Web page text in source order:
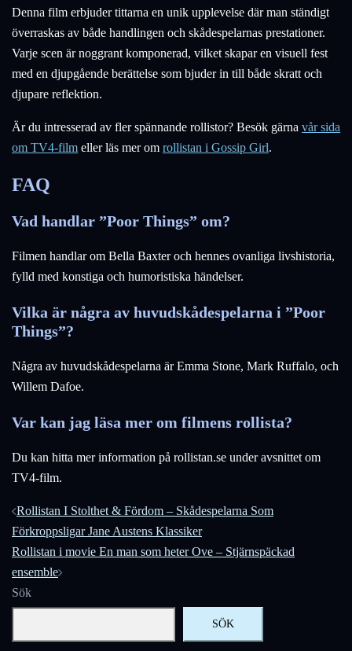
Denna film erbjuder tittarna en unik upplevelse där man ständigt
överraskas av både handlingen och skådespelarnas prestationer.
Varje scen är noggrant komponerad, vilket skapar en visuell fest
med en djupgående berättelse som bjuder in till både skratt och
djupare reflektion.
Är du intresserad av fler spännande rollistor? Besök gärna vår sida
om TV4-film eller läs mer om rollistan i Gossip Girl.
FAQ
Vad handlar ”Poor Things” om?
Filmen handlar om Bella Baxter och hennes ovanliga livshistoria,
fylld med konstiga och humoristiska händelser.
Vilka är några av huvudskådespelarna i ”Poor
Things”?
Några av huvudskådespelarna är Emma Stone, Mark Ruffalo, och
Willem Dafoe.
Var kan jag läsa mer om filmens rollista?
Du kan hitta mer information på rollistan.se under avsnittet om
TV4-film.
Inläggsnavigering
Rollistan I Stolthet & Fördom – Skådespelarna Som
Förkroppsligar Jane Austens Klassiker
Rollistan i movie En man som heter Ove – Stjärnspäckad
ensemble
Sök
SÖK